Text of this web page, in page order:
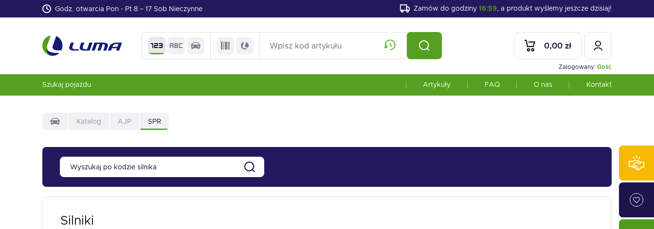
Godz. otwarcia Pon - Pt 8 – 17 Sob Nieczynne Zamów do godziny 16:59, a produkt wyślemy jeszcze dzisiaj!
Zalogowany: Gość
0,00 zł
Szukaj pojazdu Artykuły FAQ O nas Kontakt
Katalog AJP SPR
Silniki